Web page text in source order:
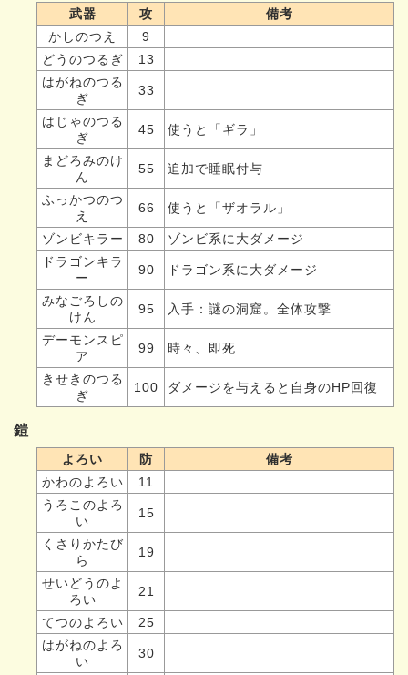
武器 攻
備考
かしのつえ
9
どうのつるぎ
13
はがねのつる
ぎ
33
はじゃのつる
ぎ
45 使うと「ギラ」
まどろみのけ
ん
55 追加で睡眠付与
ふっかつのつ
え
66 使うと「ザオラル」
ゾンビキラー 80
ゾンビ系に大ダメージ
ドラゴンキラ
ー
90 ドラゴン系に大ダメージ
みなごろしの
けん
95 入手：謎の洞窟。全体攻撃
デーモンスピ
ア
99 時々、即死
きせきのつる
ぎ
100 ダメージを与えると自身のHP回復
鎧
よろい 防
備考
かわのよろい
11
うろこのよろ
い
15
くさりかたび
ら
19
せいどうのよ
ろい
21
てつのよろい
25
はがねのよろ
い
30